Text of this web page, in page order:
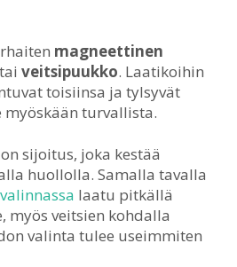
magneettinen
veitsipuukko. Laatikoihin
toisiinsa ja tylsyvät
myöskään turvallista.
sijoitus, joka kestää
huollolla. Samalla tavalla
laatu pitkällä
myös veitsien kohdalla
valinta tulee useimmiten